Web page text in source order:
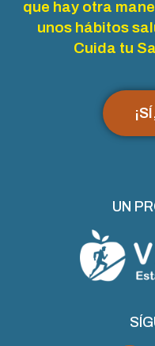
que hay otra
unos hábitos
Cuida tu
UN